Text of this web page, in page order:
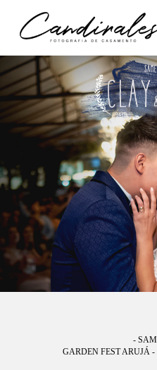
-
GARDEN FEST ARUJÁ -